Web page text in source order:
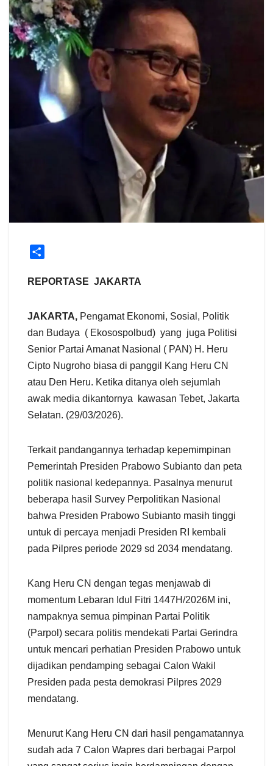
a
e
REPORTASE JAKARTA
JAKARTA, Pengamat Ekonomi, Sosial, Politik
dan Budaya ( Ekosospolbud) yang juga Politisi
Senior Partai Amanat Nasional ( PAN) H. Heru
Cipto Nugroho biasa di panggil Kang Heru CN
atau Den Heru. Ketika ditanya oleh sejumlah
awak media dikantornya kawasan Tebet, Jakarta
Selatan. (29/03/2026).
Terkait pandangannya terhadap kepemimpinan
Pemerintah Presiden Prabowo Subianto dan peta
politik nasional kedepannya. Pasalnya menurut
beberapa hasil Survey Perpolitikan Nasional
bahwa Presiden Prabowo Subianto masih tinggi
untuk di percaya menjadi Presiden RI kembali
pada Pilpres periode 2029 sd 2034 mendatang.
Kang Heru CN dengan tegas menjawab di
momentum Lebaran Idul Fitri 1447H/2026M ini,
nampaknya semua pimpinan Partai Politik
(Parpol) secara politis mendekati Partai Gerindra
untuk mencari perhatian Presiden Prabowo untuk
dijadikan pendamping sebagai Calon Wakil
Presiden pada pesta demokrasi Pilpres 2029
mendatang.
Menurut Kang Heru CN dari hasil pengamatannya
sudah ada 7 Calon Wapres dari berbagai Parpol